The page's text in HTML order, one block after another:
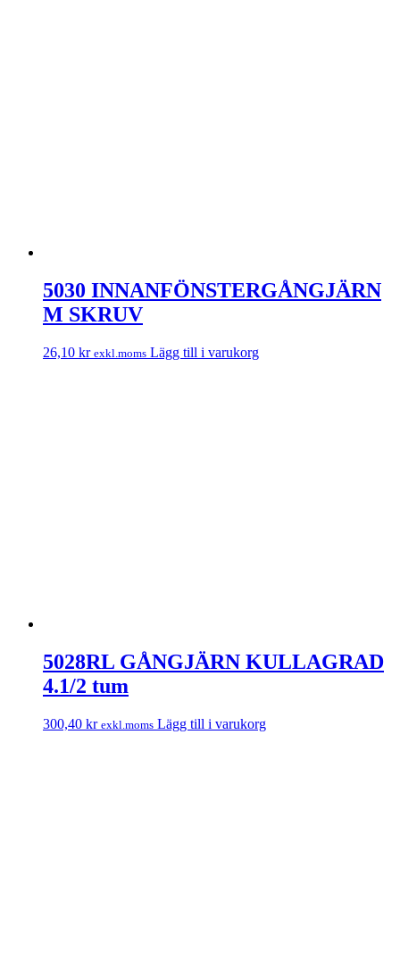
5030 INNANFÖNSTERGÅNGJÄRN
M SKRUV
26,10 kr exkl.moms Lägg till i varukorg
5028RL GÅNGJÄRN KULLAGRAD
4.1/2 tum
300,40 kr exkl.moms Lägg till i varukorg